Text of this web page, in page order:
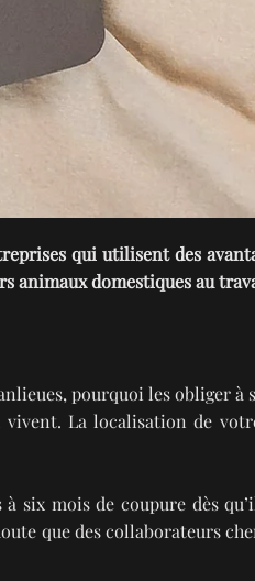
qui utilisent des
animaux domestiques au
pourquoi les obliger
La localisation de
six mois de coupure dès
que des collaborateurs